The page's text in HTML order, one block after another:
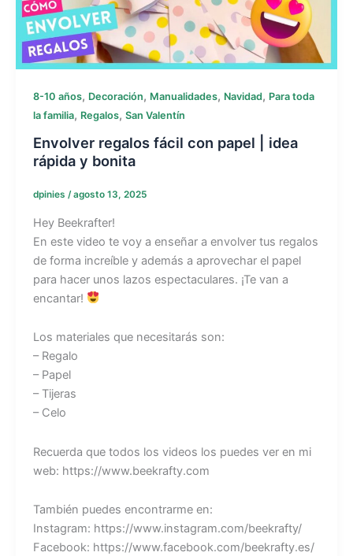
8-10 años, Decoración, Manualidades, Navidad, Para toda
la familia, Regalos, San Valentín
Envolver regalos fácil con papel | idea
rápida y bonita
dpinies /agosto 13, 2025
Hey Beekrafter!
En este video te voy a enseñar a envolver tus regalos
de forma increíble y además a aprovechar el papel
para hacer unos lazos espectaculares. ¡Te van a
encantar!
Los materiales que necesitarás son:
– Regalo
– Papel
– Tijeras
– Celo
Recuerda que todos los videos los puedes ver en mi
web: https://www.beekrafty.com
También puedes encontrarme en:
Instagram: https://www.instagram.com/beekrafty/
Facebook: https://www.facebook.com/beekrafty.es/